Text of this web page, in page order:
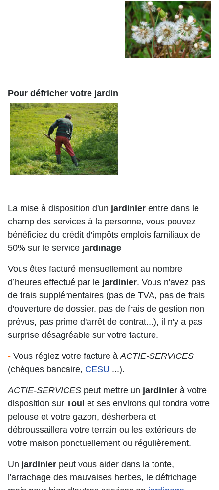
Pour défricher votre jardin
La mise à disposition d'un jardinier entre dans le
champ des services à la personne, vous pouvez
bénéficiez du crédit d'impôts emplois familiaux de
50% sur le service jardinage
Vous êtes facturé mensuellement au nombre
d’heures effectué par le jardinier. Vous n'avez pas
de frais supplémentaires (pas de TVA, pas de frais
d'ouverture de dossier, pas de frais de gestion non
prévus, pas prime d'arrêt de contrat...), il n'y a pas
surprise désagréable sur votre facture.
- Vous réglez votre facture à ACTIE-SERVICES
(chèques bancaire, CESU ...).
ACTIE-SERVICES peut mettre un jardinier à votre
disposition sur Toul et ses environs qui tondra votre
pelouse et votre gazon, désherbera et
débroussaillera votre terrain ou les extérieurs de
votre maison ponctuellement ou régulièrement.
Un jardinier peut vous aider dans la tonte,
l'arrachage des mauvaises herbes, le défrichage